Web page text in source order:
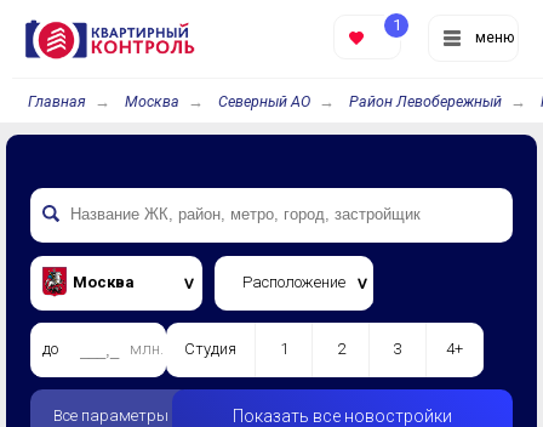
меню
1
Главная Москва Северный АО Район Левобережный
Москва Расположение
до млн. Студия 1 2 3 4+
Все параметры Показать все новостройки